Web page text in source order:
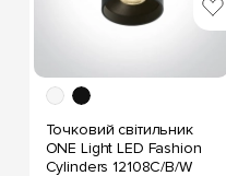
Точковий світильник
ONE Light LED Fashion
Cylinders 12108C/B/W